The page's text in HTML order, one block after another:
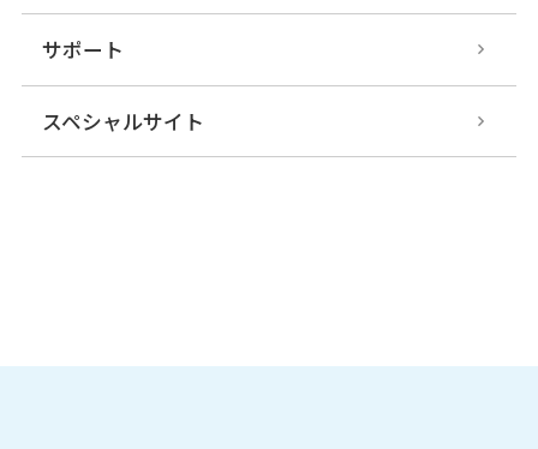
サポート
スペシャルサイト